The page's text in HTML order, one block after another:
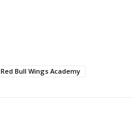
Red Bull Wings Academy